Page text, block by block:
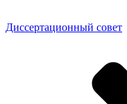
Диссертационный совет